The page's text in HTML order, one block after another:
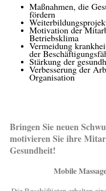
Maßnahmen, die
fördern
Motivation der
Betriebsklima
Vermeidung
der
Stärkung der
Verbesserung der
Organisation
Bringen Sie neuen
motivieren Sie ihre
Gesundheit!
Mobile